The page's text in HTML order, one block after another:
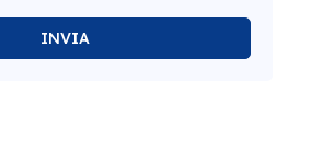
INVIA